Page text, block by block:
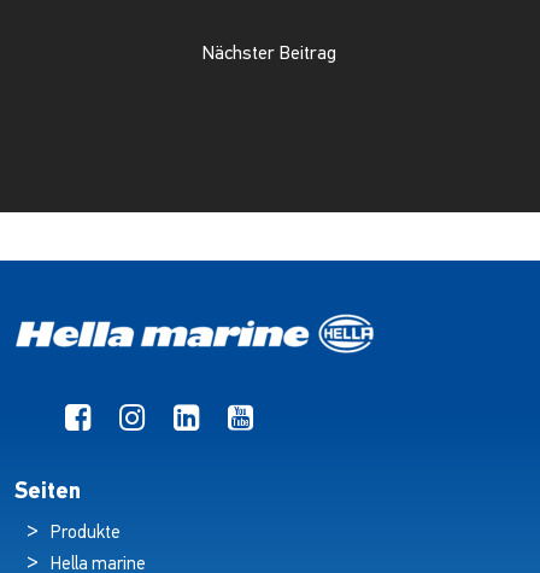
Nächster Beitrag
Seiten
Produkte
Hella marine